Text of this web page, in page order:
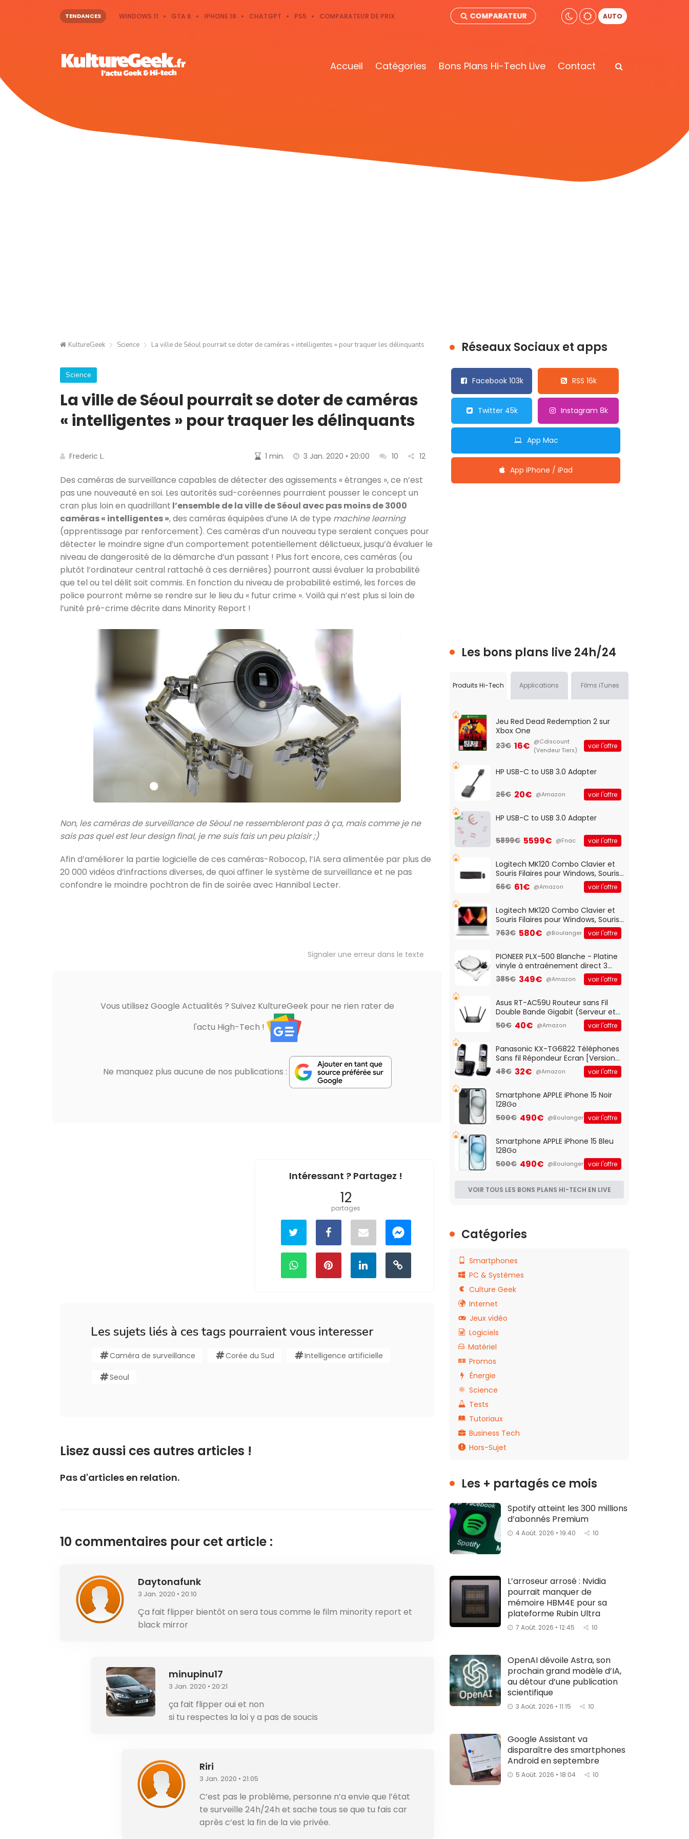
TENDANCES WINDOWS 11 GTA 6 IPHONE 18 CHATGPT PS5 COMPARATEUR DE PRIX COMPARATEUR AUTO
Accueil Catégories Bons Plans Hi-Tech Live Contact
KultureGeek Science La ville de Séoul pourrait se doter de caméras « intelligentes » pour traquer les délinquants
Science
La ville de Séoul pourrait se doter de caméras
« intelligentes » pour traquer les délinquants
Frederic L. 1 min. 3 Jan. 2020 • 20:00 10 12
Des caméras de surveillance capables de détecter des agissements « étranges », ce n’est
pas une nouveauté en soi. Les autorités sud-coréennes pourraient pousser le concept un
cran plus loin en quadrillant l’ensemble de la ville de Séoul avec pas moins de 3000
caméras « intelligentes », des caméras équipées d’une IA de type machine learning
(apprentissage par renforcement). Ces caméras d’un nouveau type seraient conçues pour
détecter le moindre signe d’un comportement potentiellement délictueux, jusqu’à évaluer le
niveau de dangerosité de la démarche d’un passant ! Plus fort encore, ces caméras (ou
plutôt l’ordinateur central rattaché à ces dernières) pourront aussi évaluer la probabilité
que tel ou tel délit soit commis. En fonction du niveau de probabilité estimé, les forces de
police pourront même se rendre sur le lieu du « futur crime ». Voilà qui n’est plus si loin de
l’unité pré-crime décrite dans Minority Report !
Non, les caméras de surveillance de Séoul ne ressembleront pas à ça, mais comme je ne
sais pas quel est leur design final, je me suis fais un peu plaisir ;)
Afin d’améliorer la partie logicielle de ces caméras-Robocop, l’IA sera alimentée par plus de
20 000 vidéos d’infractions diverses, de quoi affiner le système de surveillance et ne pas
confondre le moindre pochtron de fin de soirée avec Hannibal Lecter.
Signaler une erreur dans le texte
Vous utilisez Google Actualités ? Suivez KultureGeek pour ne rien rater de
l'actu High-Tech !
Ne manquez plus aucune de nos publications :
Intéressant ? Partagez !
12
partages
Les sujets liés à ces tags pourraient vous interesser
Caméra de surveillance Corée du Sud Intelligence artificielle
Seoul
Lisez aussi ces autres articles !
Pas d'articles en relation.
10 commentaires pour cet article :
Daytonafunk
3 Jan. 2020 • 20:10
Ça fait flipper bientôt on sera tous comme le film minority report et
black mirror
minupinu17
3 Jan. 2020 • 20:21
ça fait flipper oui et non
si tu respectes la loi y a pas de soucis
Riri
3 Jan. 2020 • 21:05
C’est pas le problème, personne n’a envie que l’état
te surveille 24h/24h et sache tous se que tu fais car
après c’est la fin de la vie privée.
Réseaux Sociaux et apps
Facebook 103k RSS 16k
Twitter 45k Instagram 8k
App Mac
App iPhone / iPad
Les bons plans live 24h/24
Produits Hi-Tech Applications Films iTunes
Jeu Red Dead Redemption 2 sur
Xbox One
23€ 16€ @Cdiscount
(Vendeur Tiers)
voir l'offre
HP USB-C to USB 3.0 Adapter
26€ 20€ @Amazon voir l'offre
HP USB-C to USB 3.0 Adapter
5899€ 5599€ @Fnac voir l'offre
Logitech MK120 Combo Clavier et
Souris Filaires pour Windows, Souris
Optique Filaire, Connexion USB Plug
And Play, Confortable, Taille
QWERTY UK - Noir
66€ 61€ @Amazon voir l'offre
Logitech MK120 Combo Clavier et
Souris Filaires pour Windows, Souris
Optique Filaire, Connexion USB Plug
And Play, Confortable, Taille
QWERTY UK - Noir
763€ 580€ @Boulanger voir l'offre
PIONEER PLX-500 Blanche - Platine
vinyle à entraénement direct 3
vitesses (33-45-78 trs/min) avec
pre-ampli intégré et port USB
385€ 349€ @Amazon voir l'offre
Asus RT-AC59U Routeur sans Fil
Double Bande Gigabit (Serveur et
Client VPN, Triple Vlan, Mode Point
d'accès et Bridge, contrôle
50€ 40€ @Amazon voir l'offre
Panasonic KX-TG6822 Téléphones
Sans fil Répondeur Ecran [Version
Française]
48€ 32€ @Amazon voir l'offre
Smartphone APPLE iPhone 15 Noir
128Go
500€ 490€ @Boulanger voir l'offre
Smartphone APPLE iPhone 15 Bleu
128Go
500€ 490€ @Boulanger voir l'offre
VOIR TOUS LES BONS PLANS HI-TECH EN LIVE
Catégories
Smartphones
PC & Systèmes
Culture Geek
Internet
Jeux vidéo
Logiciels
Matériel
Promos
Énergie
Science
Tests
Tutoriaux
Business Tech
Hors-Sujet
Les + partagés ce mois
Spotify atteint les 300 millions
d’abonnés Premium
4 Août. 2026 • 19:40 10
L’arroseur arrosé : Nvidia
pourrait manquer de
mémoire HBM4E pour sa
plateforme Rubin Ultra
7 Août. 2026 • 12:45 10
OpenAI dévoile Astra, son
prochain grand modèle d’IA,
au détour d’une publication
scientifique
3 Août. 2026 • 11:15 10
Google Assistant va
disparaître des smartphones
Android en septembre
5 Août. 2026 • 18:04 10